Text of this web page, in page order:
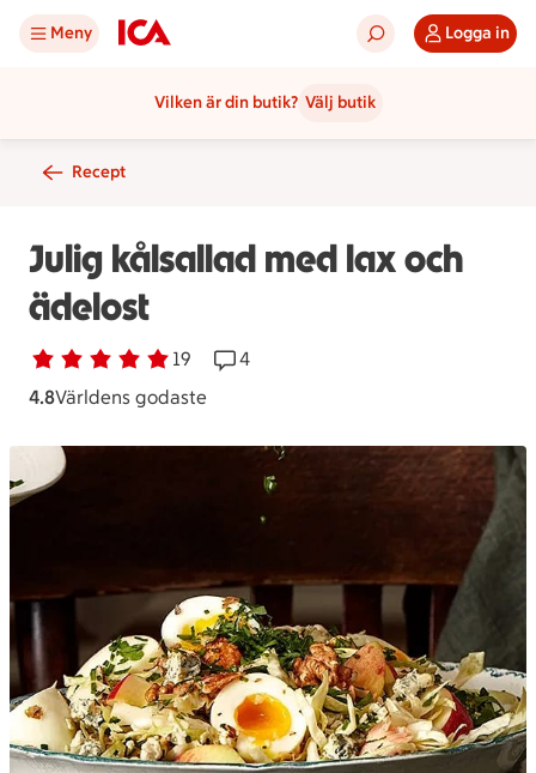
Meny Logga in
Vilken är din butik? Välj butik
Recept
Julig kålsallad med lax och
ädelost
Betyg 4.8 av 5. 19
19 personer har röstatReceptet har 4 kommentarer
4
4.8Världens godaste